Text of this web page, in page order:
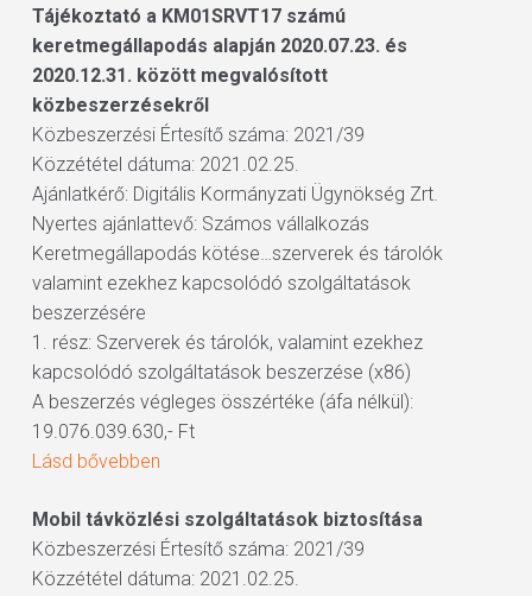
Tájékoztató a KM01SRVT17 számú
keretmegállapodás alapján 2020.07.23. és
2020.12.31. között megvalósított
közbeszerzésekről
Közbeszerzési Értesítő száma: 2021/39
Közzététel dátuma: 2021.02.25.
Ajánlatkérő: Digitális Kormányzati Ügynökség Zrt.
Nyertes ajánlattevő: Számos vállalkozás
Keretmegállapodás kötése…szerverek és tárolók
valamint ezekhez kapcsolódó szolgáltatások
beszerzésére
1. rész: Szerverek és tárolók, valamint ezekhez
kapcsolódó szolgáltatások beszerzése (x86)
A beszerzés végleges összértéke (áfa nélkül):
19.076.039.630,- Ft
Lásd bővebben
Mobil távközlési szolgáltatások biztosítása
Közbeszerzési Értesítő száma: 2021/39
Közzététel dátuma: 2021.02.25.